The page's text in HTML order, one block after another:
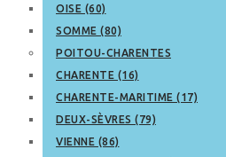
OISE (60)
SOMME (80)
POITOU-CHARENTES
CHARENTE (16)
CHARENTE-MARITIME (17)
DEUX-SÈVRES (79)
VIENNE (86)